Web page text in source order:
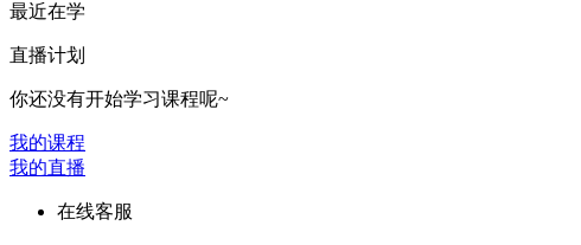
最近在学
直播计划
你还没有开始学习课程呢~
我的课程
我的直播
在线客服